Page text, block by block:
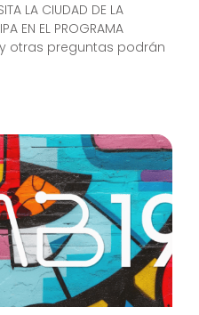
LA CIUDAD DE LA
EN EL PROGRAMA
y otras preguntas podrán